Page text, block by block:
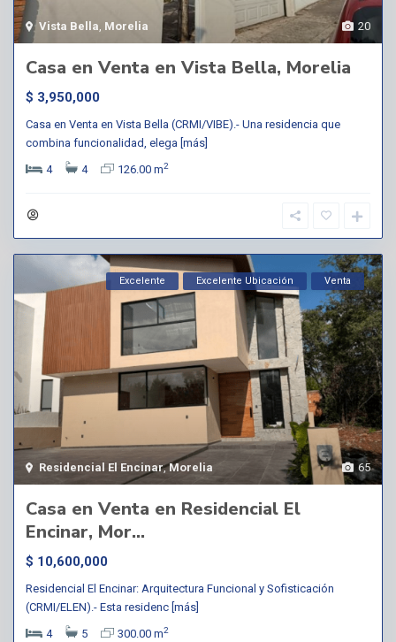
20
Vista Bella, Morelia
Casa en Venta en Vista Bella, Morelia
$ 3,950,000
Casa en Venta en Vista Bella (CRMI/VIBE).- Una residencia que
combina funcionalidad, elega [más]
4
4 126.00 m2
65
Residencial El Encinar,Morelia
Excelente Excelente Ubicación Venta
Casa en Venta en Residencial El
Encinar, Mor...
$ 10,600,000
Residencial El Encinar: Arquitectura Funcional y Sofisticación
(CRMI/ELEN).- Esta residenc [más]
4
5 300.00 m2